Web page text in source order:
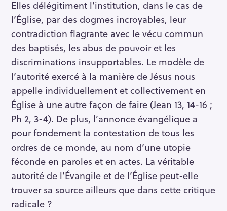
Elles délégitiment l’institution, dans le cas de
l’Église, par des dogmes incroyables, leur
contradiction flagrante avec le vécu commun
des baptisés, les abus de pouvoir et les
discriminations insupportables. Le modèle de
l’autorité exercé à la manière de Jésus nous
appelle individuellement et collectivement en
Église à une autre façon de faire (Jean 13, 14-16 ;
Ph 2, 3-4). De plus, l’annonce évangélique a
pour fondement la contestation de tous les
ordres de ce monde, au nom d’une utopie
féconde en paroles et en actes. La véritable
autorité de l’Évangile et de l’Église peut-elle
trouver sa source ailleurs que dans cette critique
radicale ?
R
e
h
e
r
c
h
e
r